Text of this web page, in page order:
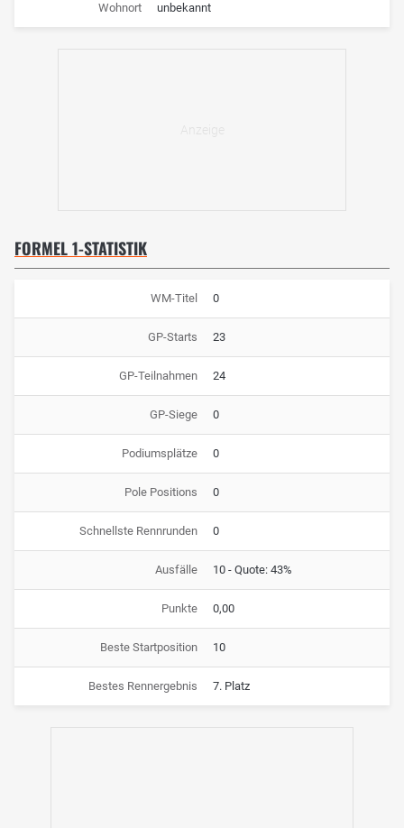
Wohnort unbekannt
FORMEL 1-STATISTIK
WM-Titel 0
GP-Starts 23
GP-Teilnahmen 24
GP-Siege 0
Podiumsplätze 0
Pole Positions 0
Schnellste Rennrunden 0
Ausfälle 10 - Quote: 43%
Punkte 0,00
Beste Startposition 10
Bestes Rennergebnis 7. Platz